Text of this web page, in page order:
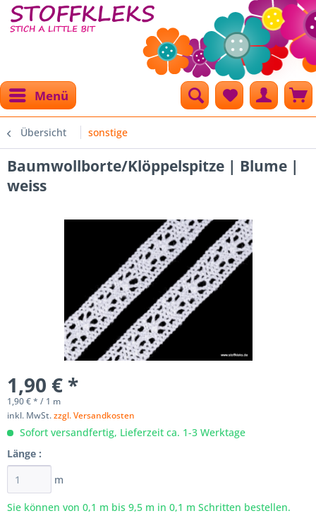
Menü
Übersicht sonstige
Baumwollborte/Klöppelspitze | Blume |
weiss
1,90 € *
1,90 € * / 1 m
inkl. MwSt.zzgl. Versandkosten
Sofort versandfertig, Lieferzeit ca. 1-3 Werktage
Länge :
m
Sie können von 0,1 m bis 9,5 m in 0,1 m Schritten bestellen.